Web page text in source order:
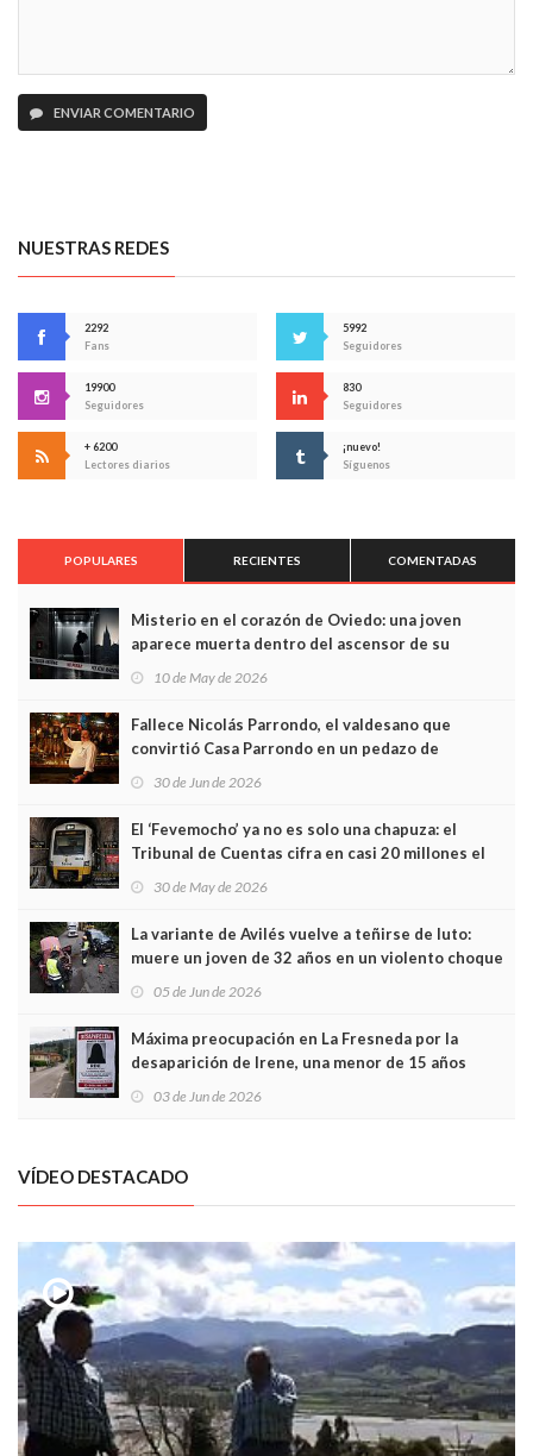
ENVIAR COMENTARIO
NUESTRAS REDES
2292
Fans
5992
Seguidores
19900
Seguidores
830
Seguidores
+ 6200
Lectores diarios
¡nuevo!
Síguenos
POPULARES RECIENTES COMENTADAS
Misterio en el corazón de Oviedo: una joven
aparece muerta dentro del ascensor de su
edificio y las cámaras captan sus últimos minutos
10 de May de 2026
Fallece Nicolás Parrondo, el valdesano que
convirtió Casa Parrondo en un pedazo de
Asturias en Madrid
30 de Jun de 2026
El ‘Fevemocho’ ya no es solo una chapuza: el
Tribunal de Cuentas cifra en casi 20 millones el
sobrecoste de los trenes que no cabían por los
30 de May de 2026
La variante de Avilés vuelve a teñirse de luto:
muere un joven de 32 años en un violento choque
frontal
05 de Jun de 2026
Máxima preocupación en La Fresneda por la
desaparición de Irene, una menor de 15 años
03 de Jun de 2026
VÍDEO DESTACADO